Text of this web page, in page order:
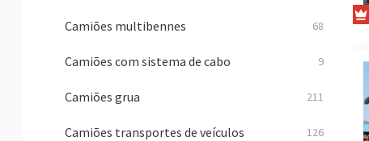
Camiões multibennes 68
Camiões com sistema de cabo 9
Camiões grua 211
Camiões transportes de veículos 126